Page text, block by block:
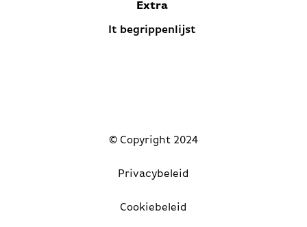
Extra
It begrippenlijst
© Copyright 2024
Privacybeleid
Cookiebeleid